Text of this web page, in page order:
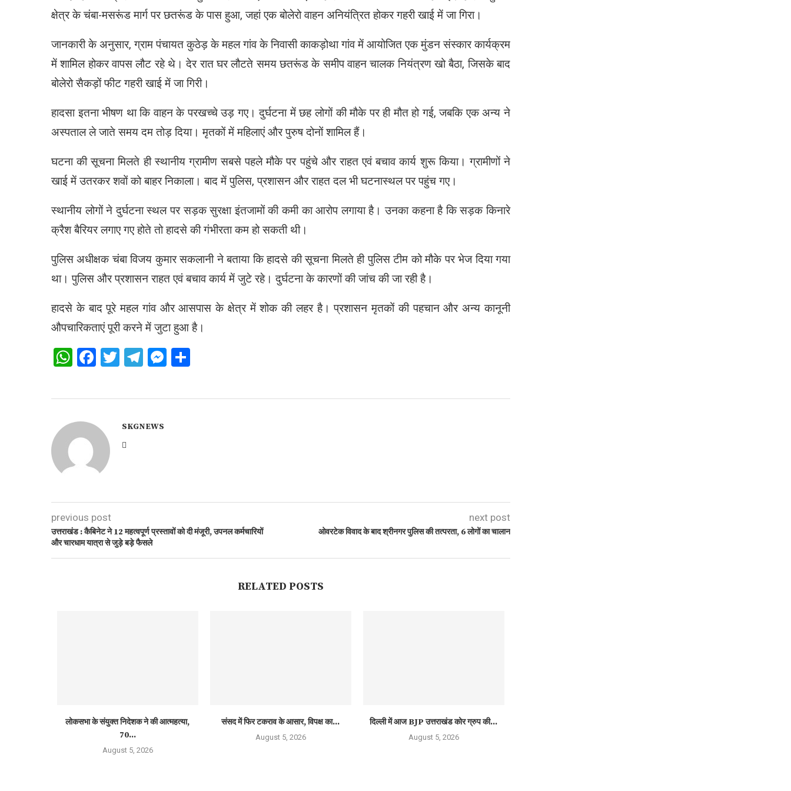
क्षेत्र के चंबा-मसरूंड मार्ग पर छतरूंड के पास हुआ, जहां एक बोलेरो वाहन अनियंत्रित होकर गहरी खाई में जा गिरा।
जानकारी के अनुसार, ग्राम पंचायत कुठेड़ के महल गांव के निवासी काकड़ोथा गांव में आयोजित एक मुंडन संस्कार कार्यक्रम
में शामिल होकर वापस लौट रहे थे। देर रात घर लौटते समय छतरूंड के समीप वाहन चालक नियंत्रण खो बैठा, जिसके बाद
बोलेरो सैकड़ों फीट गहरी खाई में जा गिरी।
हादसा इतना भीषण था कि वाहन के परखच्चे उड़ गए। दुर्घटना में छह लोगों की मौके पर ही मौत हो गई, जबकि एक अन्य ने
अस्पताल ले जाते समय दम तोड़ दिया। मृतकों में महिलाएं और पुरुष दोनों शामिल हैं।
घटना की सूचना मिलते ही स्थानीय ग्रामीण सबसे पहले मौके पर पहुंचे और राहत एवं बचाव कार्य शुरू किया। ग्रामीणों ने
खाई में उतरकर शवों को बाहर निकाला। बाद में पुलिस, प्रशासन और राहत दल भी घटनास्थल पर पहुंच गए।
स्थानीय लोगों ने दुर्घटना स्थल पर सड़क सुरक्षा इंतजामों की कमी का आरोप लगाया है। उनका कहना है कि सड़क किनारे
क्रैश बैरियर लगाए गए होते तो हादसे की गंभीरता कम हो सकती थी।
पुलिस अधीक्षक चंबा विजय कुमार सकलानी ने बताया कि हादसे की सूचना मिलते ही पुलिस टीम को मौके पर भेज दिया गया
था। पुलिस और प्रशासन राहत एवं बचाव कार्य में जुटे रहे। दुर्घटना के कारणों की जांच की जा रही है।
हादसे के बाद पूरे महल गांव और आसपास के क्षेत्र में शोक की लहर है। प्रशासन मृतकों की पहचान और अन्य कानूनी
औपचारिकताएं पूरी करने में जुटा हुआ है।
WhatsApp
Facebook
Twitter
Telegram
Messenger
SKGNEWS
previous post
उत्तराखंड : कैबिनेट ने 12 महत्वपूर्ण प्रस्तावों को दी मंजूरी, उपनल कर्मचारियों
और चारधाम यात्रा से जुड़े बड़े फैसले
next post
ओवरटेक विवाद के बाद श्रीनगर पुलिस की तत्परता, 6 लोगों का चालान
RELATED POSTS
लोकसभा के संयुक्त निदेशक ने की आत्महत्या,
70...
August 5, 2026
संसद में फिर टकराव के आसार, विपक्ष का...
August 5, 2026
दिल्ली में आज BJP उत्तराखंड कोर ग्रुप की...
August 5, 2026